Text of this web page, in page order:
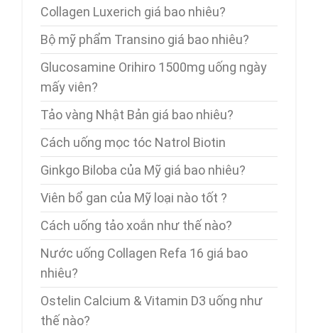
Collagen Luxerich giá bao nhiêu?
Bộ mỹ phẩm Transino giá bao nhiêu?
Glucosamine Orihiro 1500mg uống ngày
mấy viên?
Tảo vàng Nhật Bản giá bao nhiêu?
Cách uống mọc tóc Natrol Biotin
Ginkgo Biloba của Mỹ giá bao nhiêu?
Viên bổ gan của Mỹ loại nào tốt ?
Cách uống tảo xoắn như thế nào?
Nước uống Collagen Refa 16 giá bao
nhiêu?
Ostelin Calcium & Vitamin D3 uống như
thế nào?